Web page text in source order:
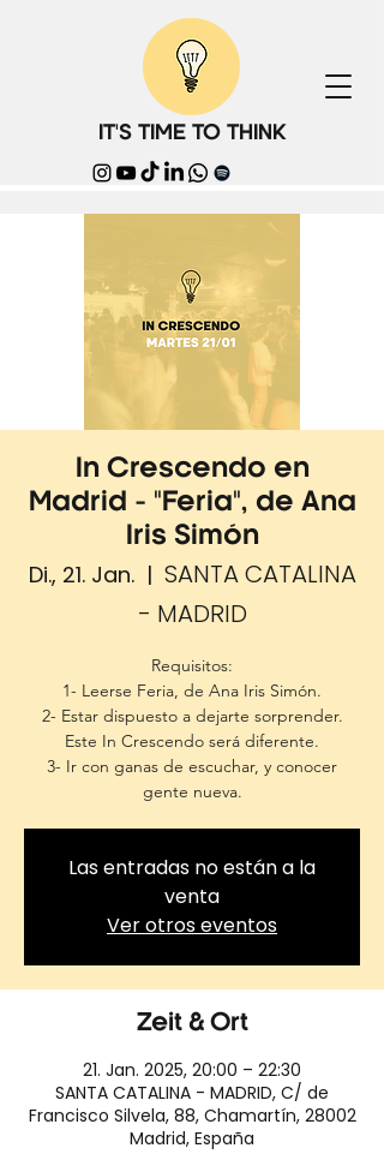
IT'S TIME TO THINK
In Crescendo en
Madrid - "Feria", de Ana
Iris Simón
Di., 21. Jan.
  |
SANTA CATALINA
- MADRID
Requisitos:
1- Leerse Feria, de Ana Iris Simón.
2- Estar dispuesto a dejarte sorprender.
Este In Crescendo será diferente.
3- Ir con ganas de escuchar, y conocer
gente nueva.
Las entradas no están a la
venta
Ver otros eventos
Zeit & Ort
21. Jan. 2025, 20:00 – 22:30
SANTA CATALINA - MADRID, C/ de
Francisco Silvela, 88, Chamartín, 28002
Madrid, España